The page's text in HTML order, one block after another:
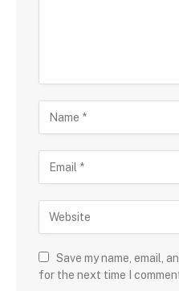
Save my name, email,
for the next time I